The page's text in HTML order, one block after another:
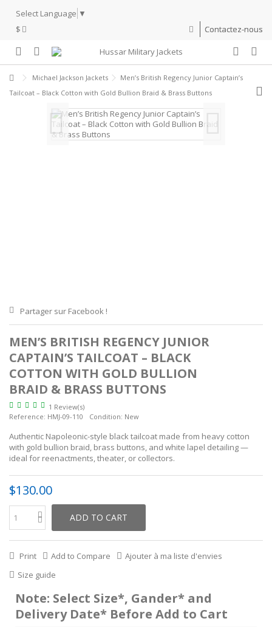
Select Language ▼
$
Contactez-nous
Michael Jackson Jackets
Men’s British Regency Junior Captain’s
Tailcoat – Black Cotton with Gold Bullion Braid & Brass Buttons
Partager sur Facebook !
MEN’S BRITISH REGENCY JUNIOR
CAPTAIN’S TAILCOAT – BLACK
COTTON WITH GOLD BULLION
BRAID & BRASS BUTTONS
1 Review(s)
Reference: HMJ-09-110 Condition: New
Authentic Napoleonic-style black tailcoat made from heavy cotton
with gold bullion braid, brass buttons, and white lapel detailing —
ideal for reenactments, theater, or collectors.
$130.00
ADD TO CART
Print Add to Compare
Ajouter à ma liste d'envies
Size guide
Note: Select Size*, Gander* and
Delivery Date* Before Add to Cart